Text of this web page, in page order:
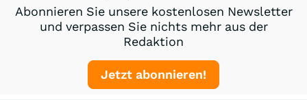
Abonnieren Sie unsere kostenlosen Newsletter
und verpassen Sie nichts mehr aus der
Redaktion
Jetzt abonnieren!